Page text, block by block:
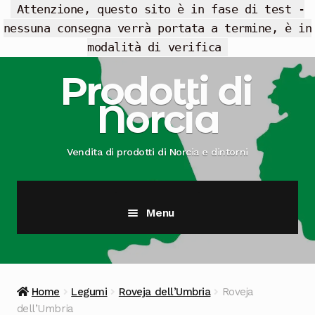
Attenzione, questo sito è in fase di test -
nessuna consegna verrà portata a termine, è in
modalità di verifica
navigazione
contenutoProdotti di
Norcia
Vendita di prodotti di Norcia e dintorni
Menu
Home Legumi Roveja dell’Umbria
Roveja
dell’Umbria